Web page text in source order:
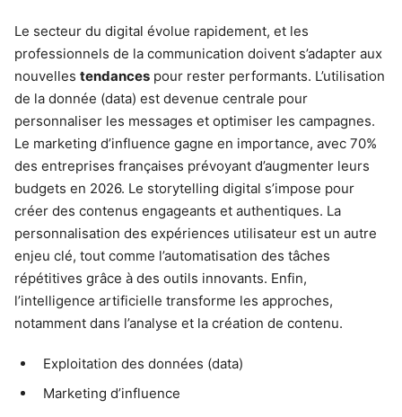
Le secteur du digital évolue rapidement, et les
professionnels de la communication doivent s’adapter aux
nouvelles tendances pour rester performants. L’utilisation
de la donnée (data) est devenue centrale pour
personnaliser les messages et optimiser les campagnes.
Le marketing d’influence gagne en importance, avec 70%
des entreprises françaises prévoyant d’augmenter leurs
budgets en 2026. Le storytelling digital s’impose pour
créer des contenus engageants et authentiques. La
personnalisation des expériences utilisateur est un autre
enjeu clé, tout comme l’automatisation des tâches
répétitives grâce à des outils innovants. Enfin,
l’intelligence artificielle transforme les approches,
notamment dans l’analyse et la création de contenu.
Exploitation des données (data)
Marketing d’influence